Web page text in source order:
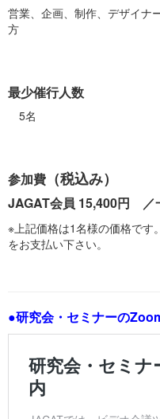
営業、企画、制作、デザイナ
方
最少催行人数
5名
参加費 （税込み）
JAGAT会員 15,400円
※上記価格は1名様の価格です
をお支払い下さい。
●研究会・セミナーの